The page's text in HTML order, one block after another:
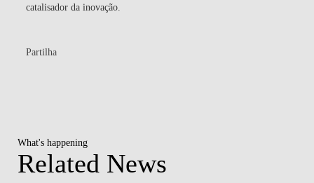
catalisador da inovação.
Partilha
What's happening
Related News